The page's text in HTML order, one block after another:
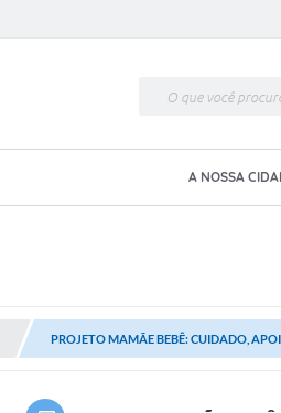
A NOSSA
PROJETO MAMÃE BEBÊ: CUIDADO,